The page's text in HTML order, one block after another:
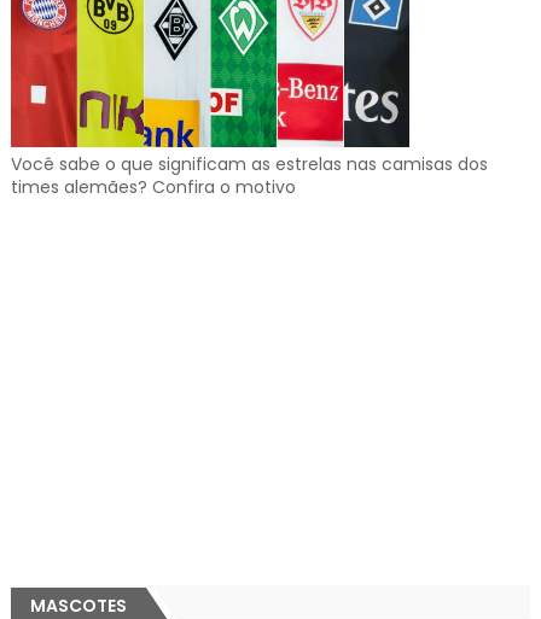
Você sabe o que significam as estrelas nas camisas dos
times alemães? Confira o motivo
MASCOTES